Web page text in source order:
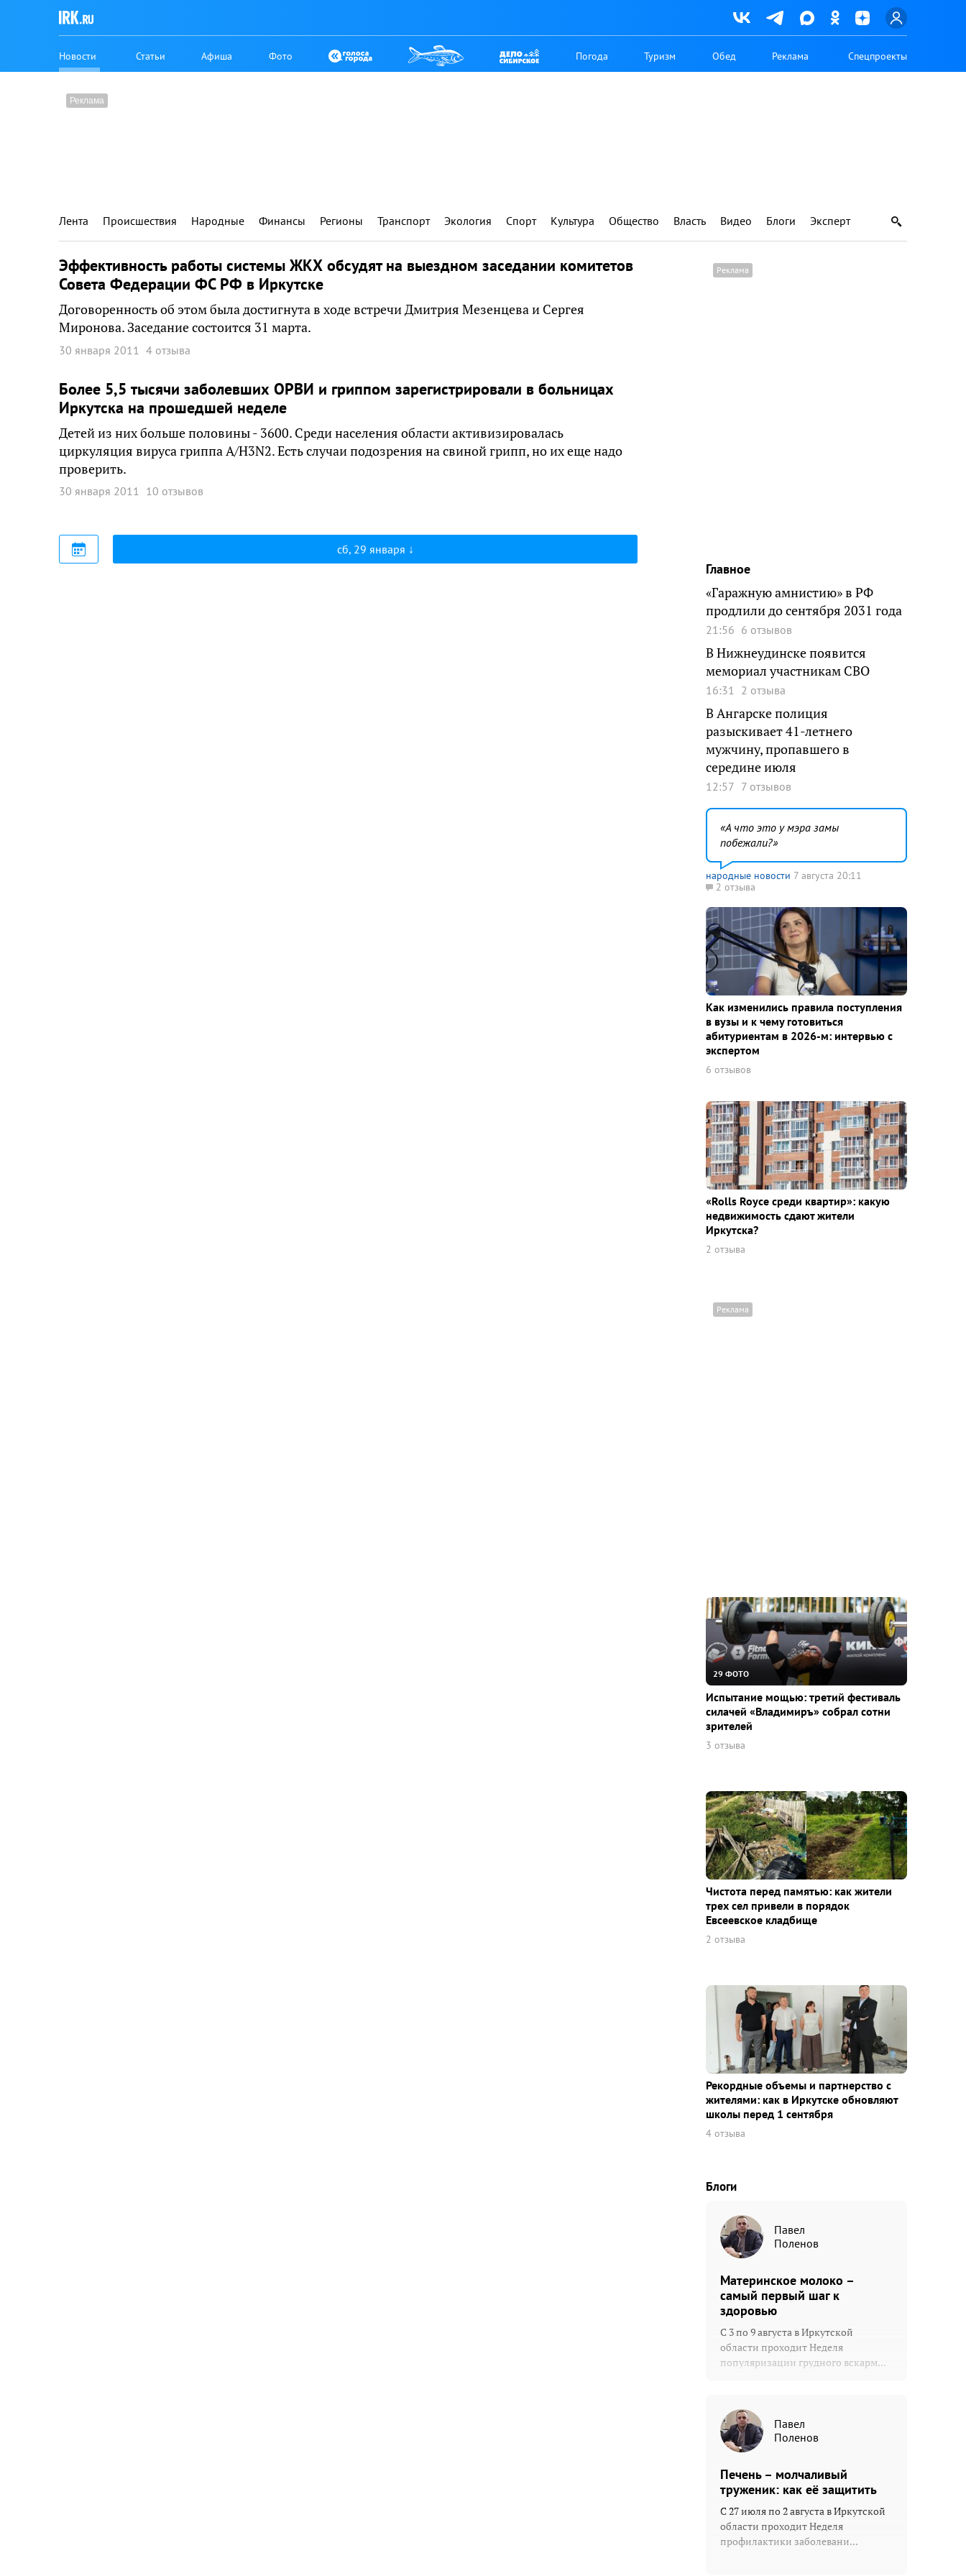
Новости Статьи Афиша Фото Погода Туризм Обед Реклама Спецпроекты
Лента Происшествия Народные Финансы Регионы Транспорт Экология Спорт Культура Общество Власть Видео Блоги Эксперт
Эффективность работы системы ЖКХ обсудят на выездном заседании комитетов
Совета Федерации ФС РФ в Иркутске
Договоренность об этом была достигнута в ходе встречи Дмитрия Мезенцева и Сергея
Миронова. Заседание состоится 31 марта.
30 января 2011 4 отзыва
Более 5,5 тысячи заболевших ОРВИ и гриппом зарегистрировали в больницах
Иркутска на прошедшей неделе
Детей из них больше половины - 3600. Среди населения области активизировалась
циркуляция вируса гриппа А/H3N2. Есть случаи подозрения на свиной грипп, но их еще надо
проверить.
30 января 2011 10 отзывов
сб, 29 января
Главное
«Гаражную амнистию» в РФ
продлили до сентября 2031 года
21:56 6 отзывов
В Нижнеудинске появится
мемориал участникам СВО
16:31 2 отзыва
В Ангарске полиция
разыскивает 41-летнего
мужчину, пропавшего в
середине июля
12:57 7 отзывов
А что это у мэра замы
побежали?
народные новости 7 августа 20:11
2 отзыва
Как изменились правила поступления
в вузы и к чему готовиться
абитуриентам в 2026-м: интервью с
экспертом
6 отзывов
«Rolls Royce среди квaртир»: какую
недвижимость сдают жители
Иркутска?
2 отзыва
29 ФОТО
Испытание мощью: третий фестиваль
силачей «Владимиръ» собрал сотни
зрителей
3 отзыва
Чистота перед памятью: как жители
трех сел привели в порядок
Евсеевское кладбище
2 отзыва
Рекордные объемы и партнерство с
жителями: как в Иркутске обновляют
школы перед 1 сентября
4 отзыва
Блоги
Павел
Поленов
Материнское молоко –
самый первый шаг к
здоровью
С 3 по 9 августа в Иркутской
области проходит Неделя
популяризации грудного вскарм...
Павел
Поленов
Печень – молчаливый
труженик: как её защитить
С 27 июля по 2 августа в Иркутской
области проходит Неделя
профилактики заболевани...